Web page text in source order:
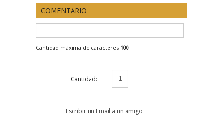
COMENTARIO
Cantidad máxima de caracteres 100
Cantidad:
Escribir un Email a un amigo